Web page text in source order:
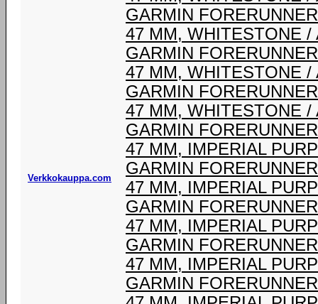
Verkkokauppa.com
GARMIN
47 MM, WHITESTONE /
GARMIN
47 MM, WHITESTONE /
GARMIN
47 MM, WHITESTONE /
GARMIN
47 MM, IMPERIAL
GARMIN
47 MM, IMPERIAL
GARMIN
47 MM, IMPERIAL
GARMIN
47 MM, IMPERIAL
GARMIN